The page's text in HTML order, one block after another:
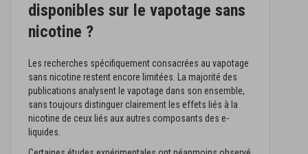
disponibles sur le vapotage sans
nicotine ?
Les recherches spécifiquement consacrées au vapotage
sans nicotine restent encore limitées. La majorité des
publications analysent le vapotage dans son ensemble,
sans toujours distinguer clairement les effets liés à la
nicotine de ceux liés aux autres composants des e-
liquides.